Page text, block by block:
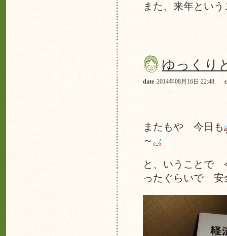
また、来年と
ゆっくり
date 2014年08月16日 22:48
またもや 今日も
～
と、いうことで
ったぐらいで